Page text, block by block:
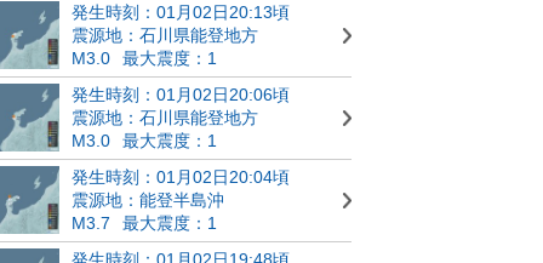
発生時刻：01月02日20:13頃
震源地：石川県能登地方
M3.0
最大震度：1
発生時刻：01月02日20:06頃
震源地：石川県能登地方
M3.0
最大震度：1
発生時刻：01月02日20:04頃
震源地：能登半島沖
M3.7
最大震度：1
発生時刻：01月02日19:48頃